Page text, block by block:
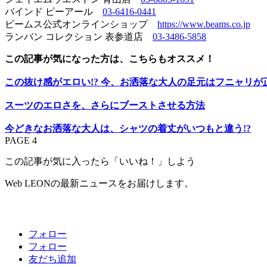
バインド ピーアール 03-6416-0441
ビームス公式オンラインショップ https://www.beams.co.jp
ランバン コレクション 表参道店 03-3486-5858
この記事が気になった方は、こちらもオススメ！
この抜け感がエロい!? 今、お洒落な大人の足元はフニャリが
スーツのエロさを、さらにブーストさせる方法
今どきなお洒落な大人は、シャツの着丈がいつもと違う!?
PAGE 4
この記事が気に入ったら「いいね！」しよう
Web LEONの最新ニュースをお届けします。
フォロー
フォロー
友だち追加